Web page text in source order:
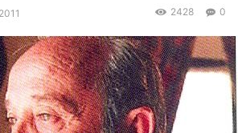
0
2428